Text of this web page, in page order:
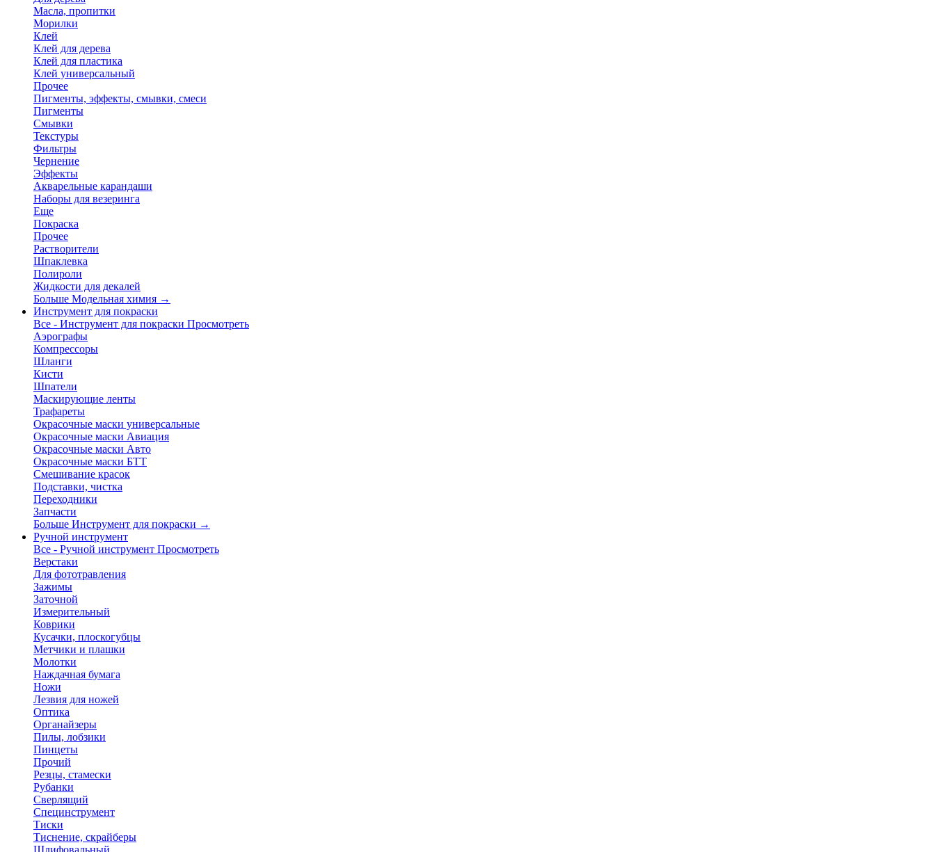
Масла, пропитки
Морилки
Клей
Клей для дерева
Клей для пластика
Клей универсальный
Прочее
Пигменты, эффекты, смывки, смеси
Пигменты
Смывки
Текстуры
Фильтры
Чернение
Эффекты
Акварельные карандаши
Наборы для везеринга
Еще
Покраска
Прочее
Растворители
Шпаклевка
Полироли
Жидкости для декалей
Больше Модельная химия →
Инструмент для покраски
Все - Инструмент для покраски Просмотреть
Аэрографы
Компрессоры
Шланги
Кисти
Шпатели
Маскирующие ленты
Трафареты
Окрасочные маски универсальные
Окрасочные маски Авиация
Окрасочные маски Авто
Окрасочные маски БТТ
Смешивание красок
Подставки, чистка
Переходники
Запчасти
Больше Инструмент для покраски →
Ручной инструмент
Все - Ручной инструмент Просмотреть
Верстаки
Для фототравления
Зажимы
Заточной
Измерительный
Коврики
Кусачки, плоскогубцы
Метчики и плашки
Молотки
Наждачная бумага
Ножи
Лезвия для ножей
Оптика
Органайзеры
Пилы, лобзики
Пинцеты
Прочий
Резцы, стамески
Рубанки
Сверлящий
Специнструмент
Тиски
Тиснение, скрайберы
Шлифовальный